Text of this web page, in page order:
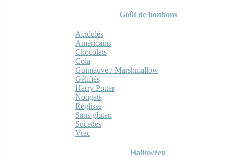
Goût de bonbons
Acidulés
Américains
Chocolats
Cola
Guimauve / Marshmallow
Gélifiés
Harry Potter
Nougats
Réglisse
Sans gluten
Sucettes
Vrac
Halloween